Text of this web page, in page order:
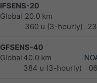
IFSENS-20
Global 20.0 km
360 u (3-hourly)
GFSENS-40
Global 40.0 km
384 u (3-hourly)